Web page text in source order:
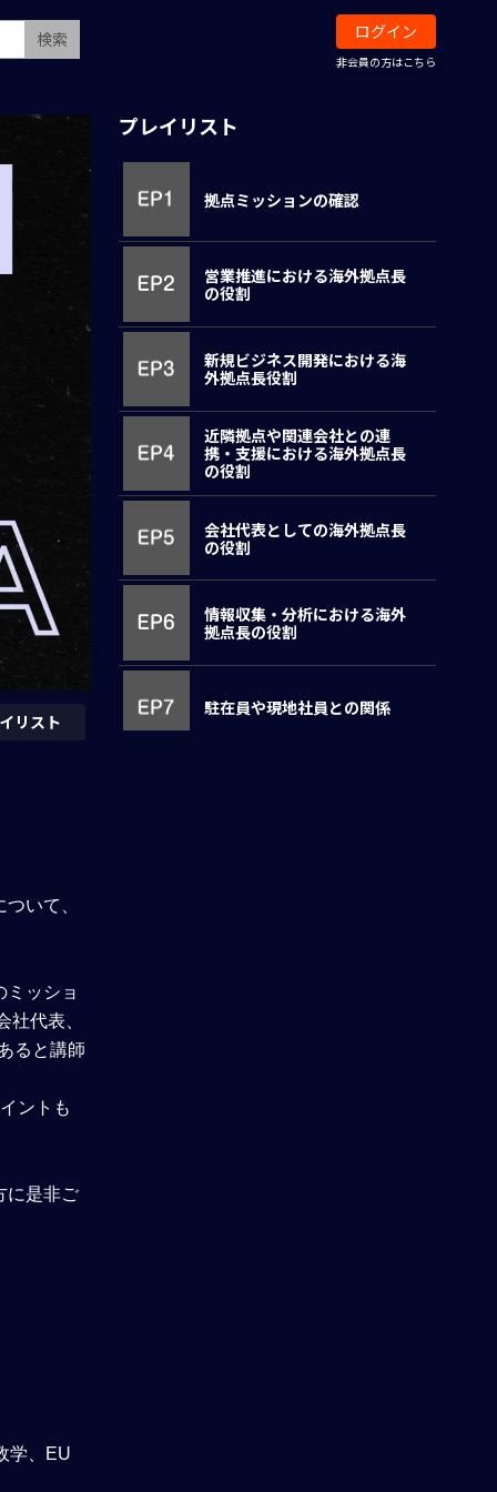
検索 ログイン
非会員の方はこちら
リスト
いて、
ミッショ
代表、
ると講師
ントも
に是非ご
学、EU
プレイリスト
拠点ミッションの確認
営業推進における海外拠点長
の役割
新規ビジネス開発における海
外拠点長役割
近隣拠点や関連会社との連
携・支援における海外拠点長
の役割
会社代表としての海外拠点長
の役割
情報収集・分析における海外
拠点長の役割
駐在員や現地社員との関係